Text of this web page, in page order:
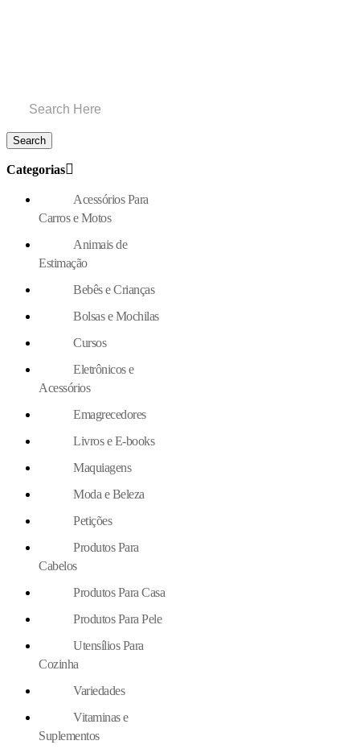
Categorias
Acessórios Para
Carros e Motos
Animais de
Estimação
Bebês e Crianças
Bolsas e Mochilas
Cursos
Eletrônicos e
Acessórios
Emagrecedores
Livros e E-books
Maquiagens
Moda e Beleza
Petições
Produtos Para
Cabelos
Produtos Para Casa
Produtos Para Pele
Utensílios Para
Cozinha
Variedades
Vitaminas e
Suplementos